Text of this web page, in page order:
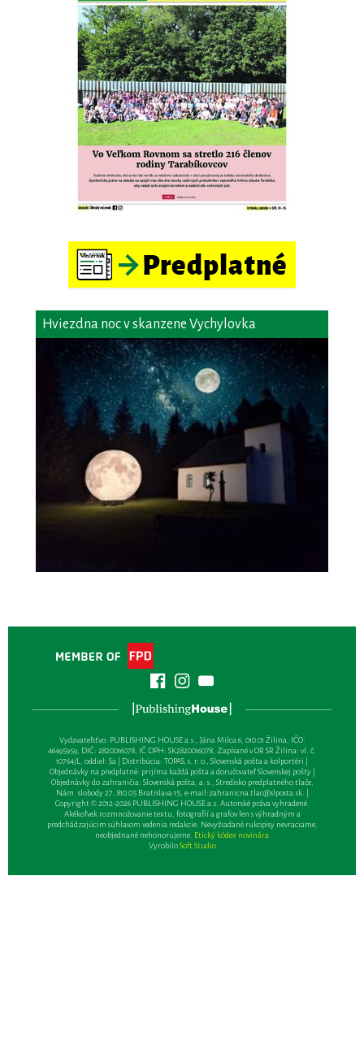
Hviezdna noc v skanzene Vychylovka
Vydavateľsťvo: PUBLISHING HOUSE a.s., Jána Milca 6, 010 01 Žilina, IČO:
46495959, DIČ: 2820016078, IČ DPH: SK2820016078, Zapísané v OR SR Žilina: vl. č.
10764/L, oddiel: Sa | Distribúcia: TOPAS, s. r. o., Slovenská pošta a kolportéri |
Objednávky na predplatné: prijíma každá pošta a doručovateľ Slovenskej pošty |
Objednávky do zahraničia: Slovenská pošta, a. s., Stredisko predplatného tlače,
Nám. slobody 27, 810 05 Bratislava 15, e-mail:zahranicna.tlac@slposta.sk. |
Copyright © 2012-2026 PUBLISHING HOUSE a.s. Autorské práva vyhradené.
Akékoľvek rozmnožovanie textu, fotografií a grafov len s výhradným a
predchádzajúcim súhlasom vedenia redakcie. Nevyžiadané rukopisy nevraciame,
neobjednané nehonorujeme. Etický kódex novinára
VyrobiloSoft Studio